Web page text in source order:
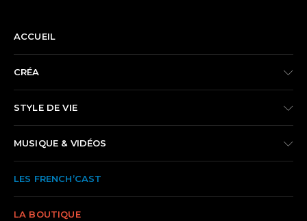
ACCUEIL
CRÉA
STYLE DE VIE
MUSIQUE & VIDÉOS
LES FRENCH’CAST
LA BOUTIQUE